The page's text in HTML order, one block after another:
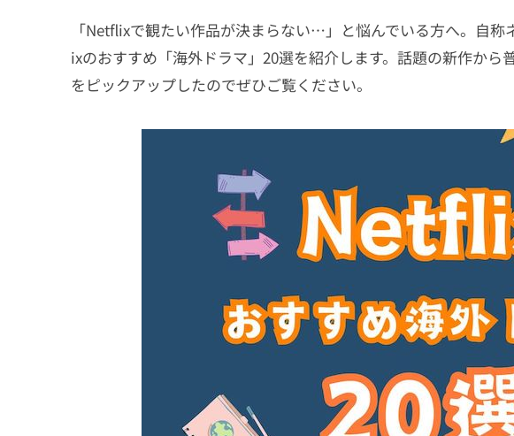
「Netflixで観たい作品が決まらない…」と悩んでいる方へ。自
ixのおすすめ「海外ドラマ」20選を紹介します。話題の新作から
をピックアップしたのでぜひご覧ください。